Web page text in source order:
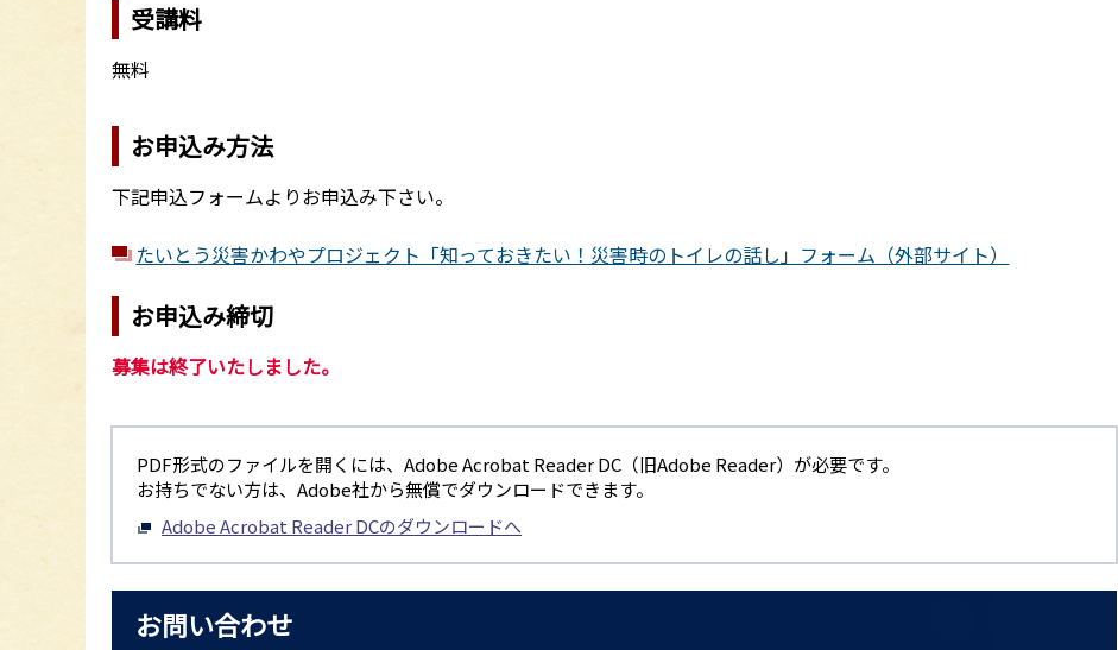
受講料
無料
お申込み方法
下記申込フォームよりお申込み下さい。
たいとう災害かわやプロジェクト「知っておきたい！災害時のトイレの話し」フォーム（外部サイト）
お申込み締切
募集は終了いたしました。
PDF形式のファイルを開くには、Adobe Acrobat Reader DC（旧Adobe Reader）が必要です。
お持ちでない方は、Adobe社から無償でダウンロードできます。
Adobe Acrobat Reader DCのダウンロードへ
お問い合わせ